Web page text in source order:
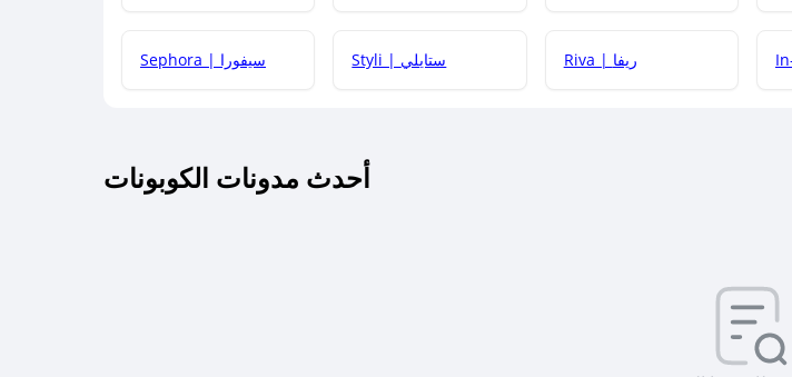
Sephora | سيفورا Styli | ستايلي Riva | ريفا
أحدث مدونات الكوبونات